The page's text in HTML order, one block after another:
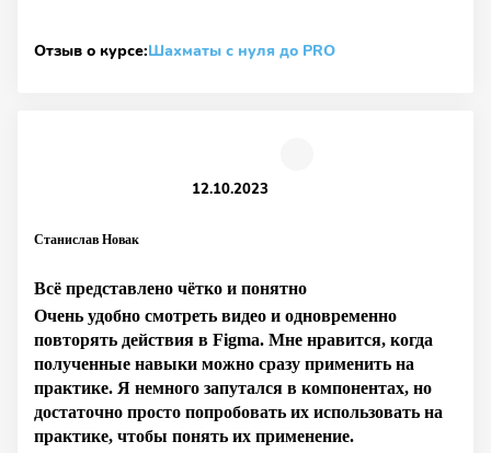
Отзыв о курсе:Шахматы с нуля до PRO
Станислав Новак
12.10.2023
Всё представлено чётко и понятно
Очень удобно смотреть видео и одновременно
повторять действия в Figma. Мне нравится, когда
полученные навыки можно сразу применить на
практике. Я немного запутался в компонентах, но
достаточно просто попробовать их использовать на
практике, чтобы понять их применение.